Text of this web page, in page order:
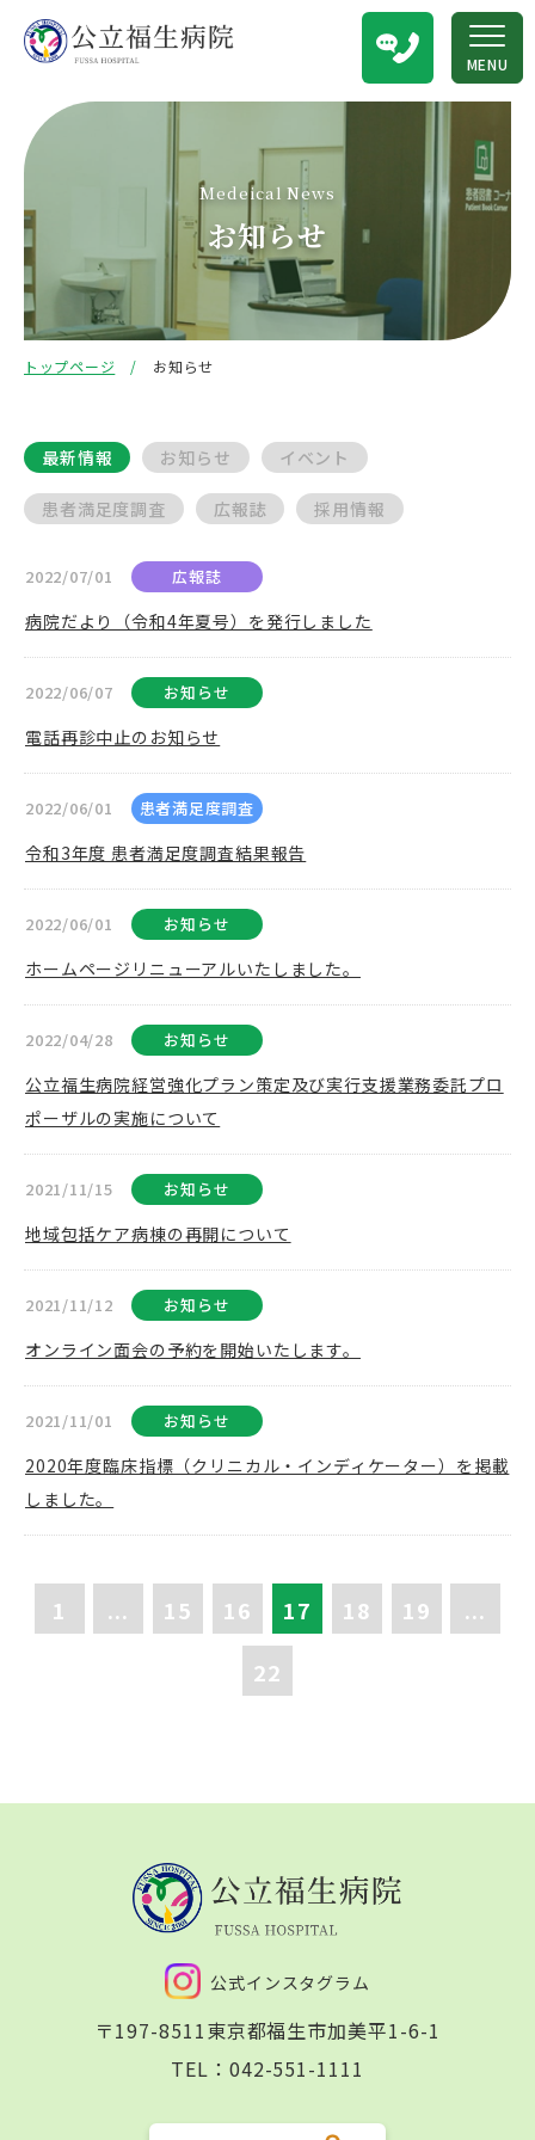
MENU
Medeical News
お知らせ
トップページ お知らせ
最新情報 お知らせ イベント
患者満足度調査 広報誌 採用情報
2022/07/01 広報誌
病院だより（令和4年夏号）を発行しました
2022/06/07 お知らせ
電話再診中止のお知らせ
2022/06/01 患者満足度調査
令和3年度 患者満足度調査結果報告
2022/06/01 お知らせ
ホームページリニューアルいたしました。
2022/04/28 お知らせ
公立福生病院経営強化プラン策定及び実行支援業務委託プロ
ポーザルの実施について
2021/11/15 お知らせ
地域包括ケア病棟の再開について
2021/11/12 お知らせ
オンライン面会の予約を開始いたします。
2021/11/01 お知らせ
2020年度臨床指標（クリニカル・インディケーター）を掲載
しました。
1 ... 15 16 17 18 19
...
22
公式インスタグラム
〒197-8511東京都福生市加美平1-6-1
TEL： 042-551-1111